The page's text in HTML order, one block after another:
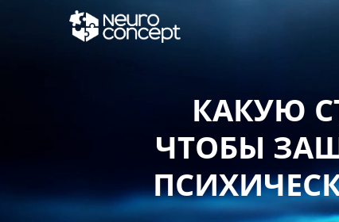
КАКУЮ
ЧТОБЫ